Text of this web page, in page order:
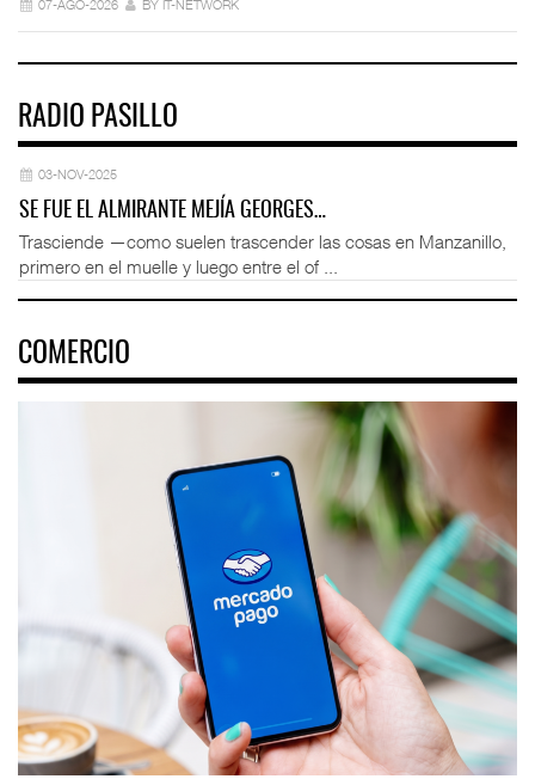
07-AGO-2026 BY IT-NETWORK
RADIO PASILLO
03-NOV-2025
SE FUE EL ALMIRANTE MEJÍA GEORGES…
Trasciende —como suelen trascender las cosas en Manzanillo,
primero en el muelle y luego entre el of ...
COMERCIO